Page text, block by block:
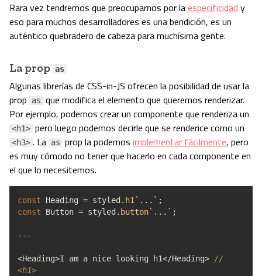
Rara vez tendremos que preocuparnos por laespecificidad y
eso para muchos desarrolladores es una bendición, es un
auténtico quebradero de cabeza para muchísima gente.
La prop as
Algunas librerías de CSS-in-JS ofrecen la posibilidad de usar la
prop
as que modifica el elemento que queremos renderizar.
Por ejemplo, podemos crear un componente que renderiza un
<h1> pero luego podemos decirle que se renderice como un
<h3> . La as prop la podemos implementar fácilmente, pero
es muy cómodo no tener que hacerlo en cada componente en
el que lo necesitemos.
const Heading = styled. h1 `...` ;
const Button = styled. button`...` ;
---
<Heading>I am a nice looking h1</Heading> //
<h1>